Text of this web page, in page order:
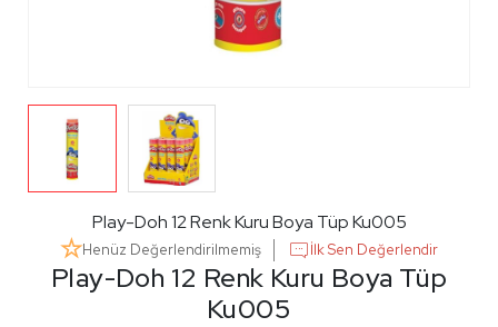
Play-Doh 12 Renk Kuru Boya Tüp
Ku005
Play-Doh 12 Renk Kuru Boya Tüp Ku005
Henüz Değerlendirilmemiş İlk Sen Değerlendir